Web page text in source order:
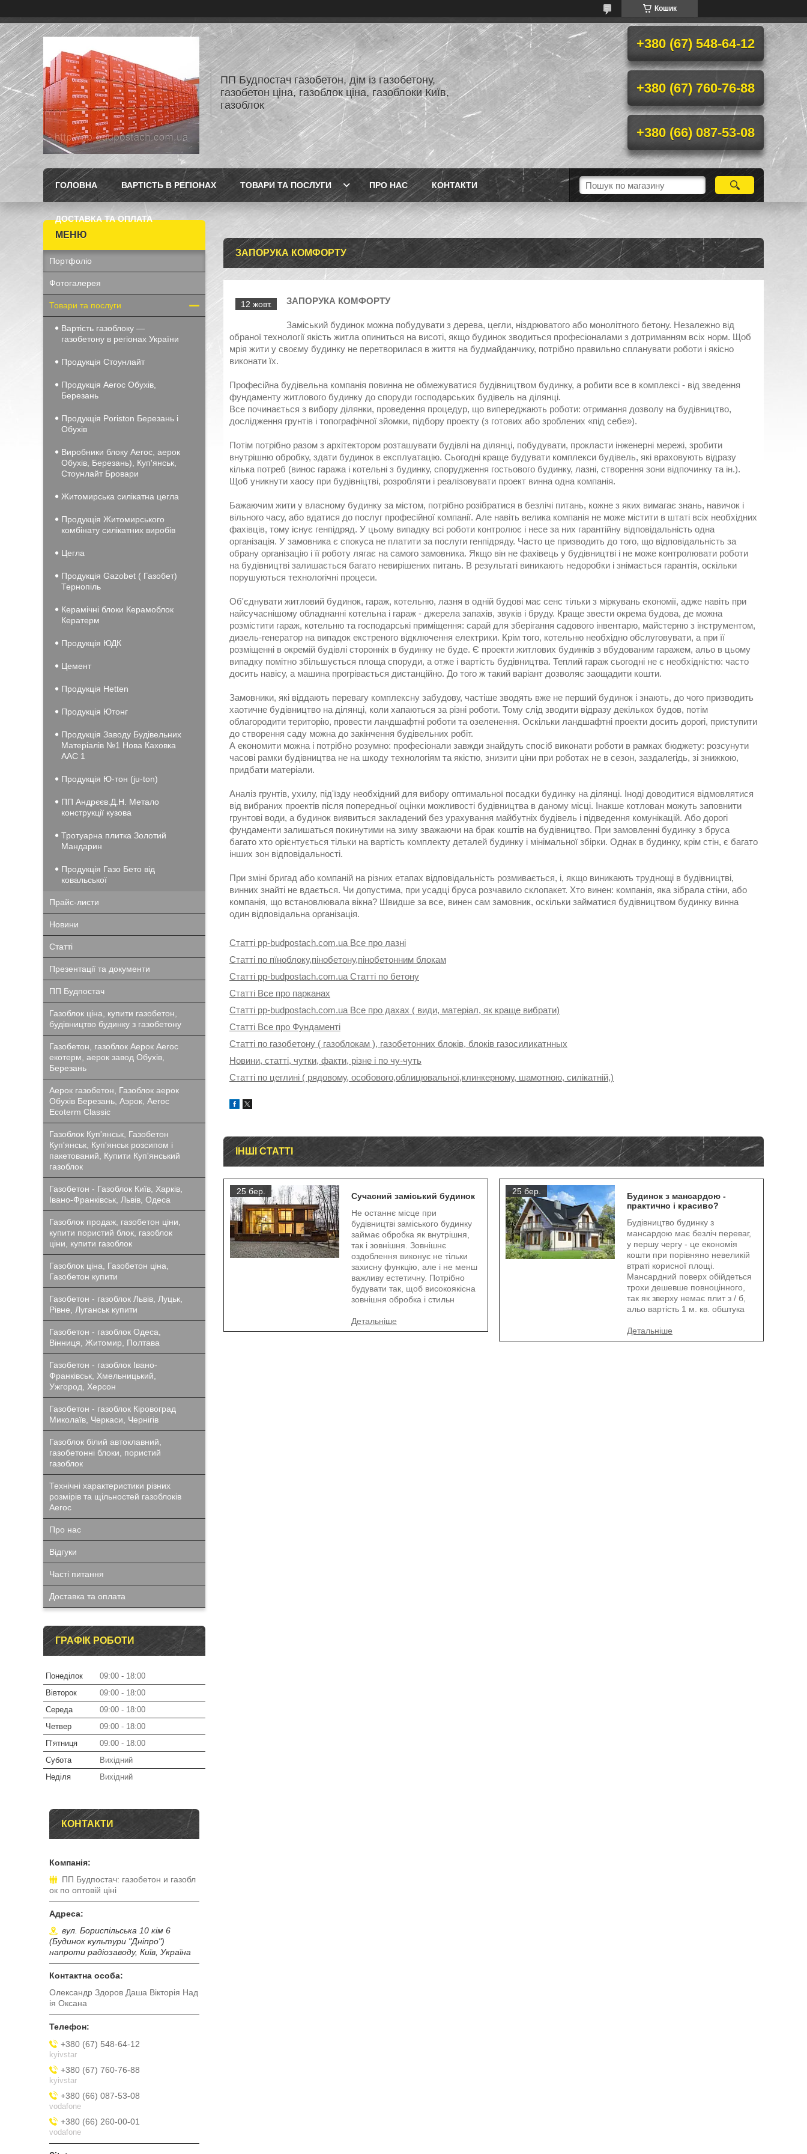
Кошик
ПП Будпостач газобетон, дім із газобетону,
газобетон ціна, газоблок ціна, газоблоки Київ,
газоблок
+380 (67) 548-64-12
+380 (67) 760-76-88
+380 (66) 087-53-08
ГОЛОВНА ВАРТІСТЬ В РЕГІОНАХ ТОВАРИ ТА ПОСЛУГИ ПРО НАС КОНТАКТИ
ДОСТАВКА ТА ОПЛАТА
ЗАПОРУКА КОМФОРТУ
12 жовт. ЗАПОРУКА КОМФОРТУ
Заміський будинок можна побудувати з дерева, цегли, ніздрюватого або монолітного бетону. Незалежно від
обраної технології якість житла опиниться на висоті, якщо будинок зводиться професіоналами з дотриманням всіх норм. Щоб
мрія жити у своєму будинку не перетворилася в життя на будмайданчику, потрібно правильно спланувати роботи і якісно
виконати їх.
Професійна будівельна компанія повинна не обмежуватися будівництвом будинку, а робити все в комплексі - від зведення
фундаменту житлового будинку до споруди господарських будівель на ділянці.
Все починається з вибору ділянки, проведення процедур, що випереджають роботи: отримання дозволу на будівництво,
дослідження грунтів і топографічної зйомки, підбору проекту (з готових або зроблених «під себе»).
Потім потрібно разом з архітектором розташувати будівлі на ділянці, побудувати, прокласти інженерні мережі, зробити
внутрішню обробку, здати будинок в експлуатацію. Сьогодні краще будувати комплекси будівель, які враховують відразу
кілька потреб (винос гаража і котельні з будинку, спорудження гостьового будинку, лазні, створення зони відпочинку та ін.).
Щоб уникнути хаосу при будівніцтві, розробляти і реалізовувати проект винна одна компанія.
Бажаючим жити у власному будинку за містом, потрібно розібратися в безлічі питань, кожне з яких вимагає знань, навичок і
вільного часу, або вдатися до послуг професійної компанії. Але навіть велика компанія не може містити в штаті всіх необхідних
фахівців, тому існує генпідряд. У цьому випадку всі роботи контролює і несе за них гарантійну відповідальність одна
організація. У замовника є спокуса не платити за послуги генпідряду. Часто це призводить до того, що відповідальність за
обрану організацію і її роботу лягає на самого замовника. Якщо він не фахівець у будівництві і не може контролювати роботи
на будівництві залишається багато невирішених питань. В результаті виникають недоробки і знімається гарантія, оскільки
порушуються технологічні процеси.
Об'єднувати житловий будинок, гараж, котельню, лазня в одній будові має сенс тільки з міркувань економії, адже навіть при
найсучаснішому обладнанні котельна і гараж - джерела запахів, звуків і бруду. Краще звести окрема будова, де можна
розмістити гараж, котельню та господарські приміщення: сарай для зберігання садового інвентарю, майстерню з інструментом,
дизель-генератор на випадок екстреного відключення електрики. Крім того, котельню необхідно обслуговувати, а при її
розміщенні в окремій будівлі сторонніх в будинку не буде. Є проекти житлових будинків з вбудованим гаражем, альо в цьому
випадку помітно збільшується площа споруди, а отже і вартість будівництва. Теплий гараж сьогодні не є необхідністю: часто
досить навісу, а машина прогрівається дистанційно. До того ж такий варіант дозволяє заощадити кошти.
Замовники, які віддають перевагу комплексну забудову, частіше зводять вже не перший будинок і знають, до чого призводить
хаотичне будівництво на ділянці, коли хапаються за різні роботи. Тому слід зводити відразу декількох будов, потім
облагородити територію, провести ландшафтні роботи та озеленення. Оскільки ландшафтні проекти досить дорогі, приступити
до створення саду можна до закінчення будівельних робіт.
А економити можна і потрібно розумно: професіонали завжди знайдуть спосіб виконати роботи в рамках бюджету: розсунути
часові рамки будівництва не на шкоду технологіям та якістю, знизити ціни при роботах не в сезон, заздалегідь, зі знижкою,
придбати матеріали.
Аналіз грунтів, ухилу, під'їзду необхідний для вибору оптимальної посадки будинку на ділянці. Іноді доводитися відмовлятися
від вибраних проектів після попередньої оцінки можливості будівництва в даному місці. Інакше котлован можуть заповнити
грунтові води, а будинок виявиться закладений без урахування майбутніх будівель і підведення комунікацій. Або дорогі
фундаменти залишаться покинутими на зиму зважаючи на брак коштів на будівництво. При замовленні будинку з бруса
багато хто орієнтується тільки на вартість комплекту деталей будинку і мінімальної збірки. Однак в будинку, крім стін, є багато
інших зон відповідальності.
При зміні бригад або компаній на різних етапах відповідальність розмивається, і, якщо виникають труднощі в будівництві,
винних знайті не вдається. Чи допустима, при усадці бруса розчавило склопакет. Хто винен: компанія, яка зібрала стіни, або
компанія, що встановлювала вікна? Швидше за все, винен сам замовник, оскільки займатися будівництвом будинку винна
один відповідальна організація.
Статті pp-budpostach.com.ua Все про лазні
Статті по пїноблоку,пінобетону,пінобетонним блокам
Статті pp-budpostach.com.ua Статті по бетону
Статті Все про парканах
Статті pp-budpostach.com.ua Все про дахах ( види, матеріал, як краще вибрати)
Статті Все про Фундаменті
Статті по газобетону ( газоблокам ), газобетонних блоків, блоків газосиликатнных
Новини, статті, чутки, факти, різне і по чу-чуть
Статті по цеглині ( рядовому, особового,облицювальної,клинкерному, шамотною, силікатній,)
ІНШІ СТАТТІ
25 бер.
Сучасний заміський будинок
Не останнє місце при
будівництві заміського будинку
займає обробка як внутрішня,
так і зовнішня. Зовнішнє
оздоблення виконує не тільки
захисну функцію, але і не менш
важливу естетичну. Потрібно
будувати так, щоб високоякісна
зовнішня обробка і стильн
25 бер.
Будинок з мансардою -
практично і красиво?
Будівництво будинку з
мансардою має безліч переваг,
у першу чергу - це економія
кошти при порівняно невеликій
втраті корисної площі.
Мансардний поверх обійдеться
трохи дешевше повноцінного,
так як зверху немає плит з / б,
альо вартість 1 м. кв. обштука
Портфоліо
Фотогалерея
Товари та послуги
Вартість газоблоку —
газобетону в регіонах України
Продукція Стоунлайт
Продукція Aeroc Обухів,
Березань
Продукція Poriston Березань і
Обухів
Виробники блоку Aeroc, аерок
Обухів, Березань), Куп'янськ,
Стоунлайт Бровари
Житомирська силікатна цегла
Продукція Житомирського
комбінату силікатних виробів
Цегла
Продукція Gazobet ( Газобет)
Тернопіль
Керамічні блоки Керамоблок
Кератерм
Продукція ЮДК
Цемент
Продукція Hеtten
Продукція Ютонг
Продукція Заводу Будівельних
Матеріалів №1 Нова Каховка
ААС 1
Продукція Ю-тон (ju-ton)
ПП Андрєєв.Д.Н. Метало
конструкції кузова
Тротуарна плитка Золотий
Мандарин
Продукція Газо Бето від
ковальської
Прайс-листи
Новини
Статті
Презентації та документи
ПП Будпостач
Газоблок ціна, купити газобетон,
будівництво будинку з газобетону
Газобетон, газоблок Аерок Aeroc
екотерм, аерок завод Обухів,
Березань
Аерок газобетон, Газоблок аерок
Обухів Березань, Аэрок, Aeroc
Ecoterm Classic
Газоблок Куп'янськ, Газобетон
Куп'янськ, Куп'янськ розсипом і
пакетований, Купити Куп'янський
газоблок
Газобетон - Газоблок Київ, Харків,
Івано-Франківськ, Львів, Одеса
Газоблок продаж, газобетон ціни,
купити пористий блок, газоблок
ціни, купити газоблок
Газоблок ціна, Газобетон ціна,
Газобетон купити
Газобетон - газоблок Львів, Луцьк,
Рівне, Луганськ купити
Газобетон - газоблок Одеса,
Вінниця, Житомир, Полтава
Газобетон - газоблок Івано-
Франківськ, Хмельницький,
Ужгород, Херсон
Газобетон - газоблок Кіровоград
Миколаїв, Черкаси, Чернігів
Газоблок білий автоклавний,
газобетонні блоки, пористий
газоблок
Технічні характеристики різних
розмірів та щільностей газоблоків
Aeroc
Про нас
Відгуки
Часті питання
Доставка та оплата
ГРАФІК РОБОТИ
Понеділок 09:00
18:00
Вівторок
09:00
18:00
Середа
09:00
18:00
Четвер
09:00
18:00
Пʼятниця
09:00
18:00
Субота
Вихідний
Неділя
Вихідний
КОНТАКТИ
ПП Будпостач: газобетон и газобл
ок по оптовій ціні
вул. Бориспільська 10 кім 6
(Будинок культури "Дніпро")
напроти радіозаводу, Київ, Україна
Олександр Здоров Даша Вікторія Над
ія Оксана
+380 (67) 548-64-12
kyivstar
+380 (67) 760-76-88
kyivstar
+380 (66) 087-53-08
vodafone
+380 (66) 260-00-01
vodafone